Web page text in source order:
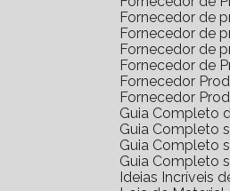
Fornecedor de
Fornecedor de
Fornecedor de
Fornecedor de
Fornecedor
Fornecedor
Guia
Guia
Guia
Guia
Ideias Incríveis